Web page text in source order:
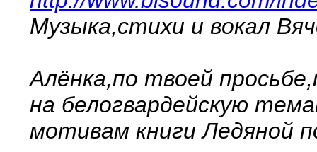
Музыка,стихи и вокал
Алёнка,по твоей
на белогвардейскую
мотивам книги Ледяной